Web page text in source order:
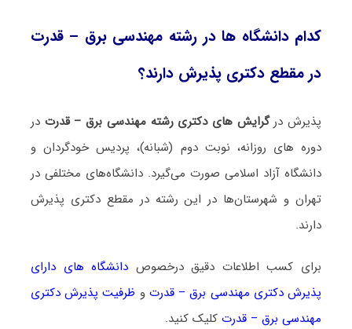
کدام دانشگاه ها در رشته ﻣﻬﻨﺪسی ﺑﺮق – ﻗﺪرت
در مقطع دکتری پذیرش دارند؟
پذیرش درگرایش های دکتری رشته ﻣﻬﻨﺪسی ﺑﺮق – ﻗﺪرت در
دوره های روزانه، نوبت دوم (شبانه)، پردیس خودگردان و
دانشگاه آزاد اسلامی صورت می‌گیرد. دانشگاه‌های مختلفی در
تهران و شهرستان‌ها در این رشته در مقطع دکتری پذیرش
دارند.
برای کسب اطلاعات دقیق درخصوص دانشگاه های دارای
پذیرش دکتری ﻣﻬﻨﺪسی ﺑﺮق – ﻗﺪرت و ظرفیت پذیرش دکتری
ﻣﻬﻨﺪسی ﺑﺮق – ﻗﺪرتکلیک کنید.